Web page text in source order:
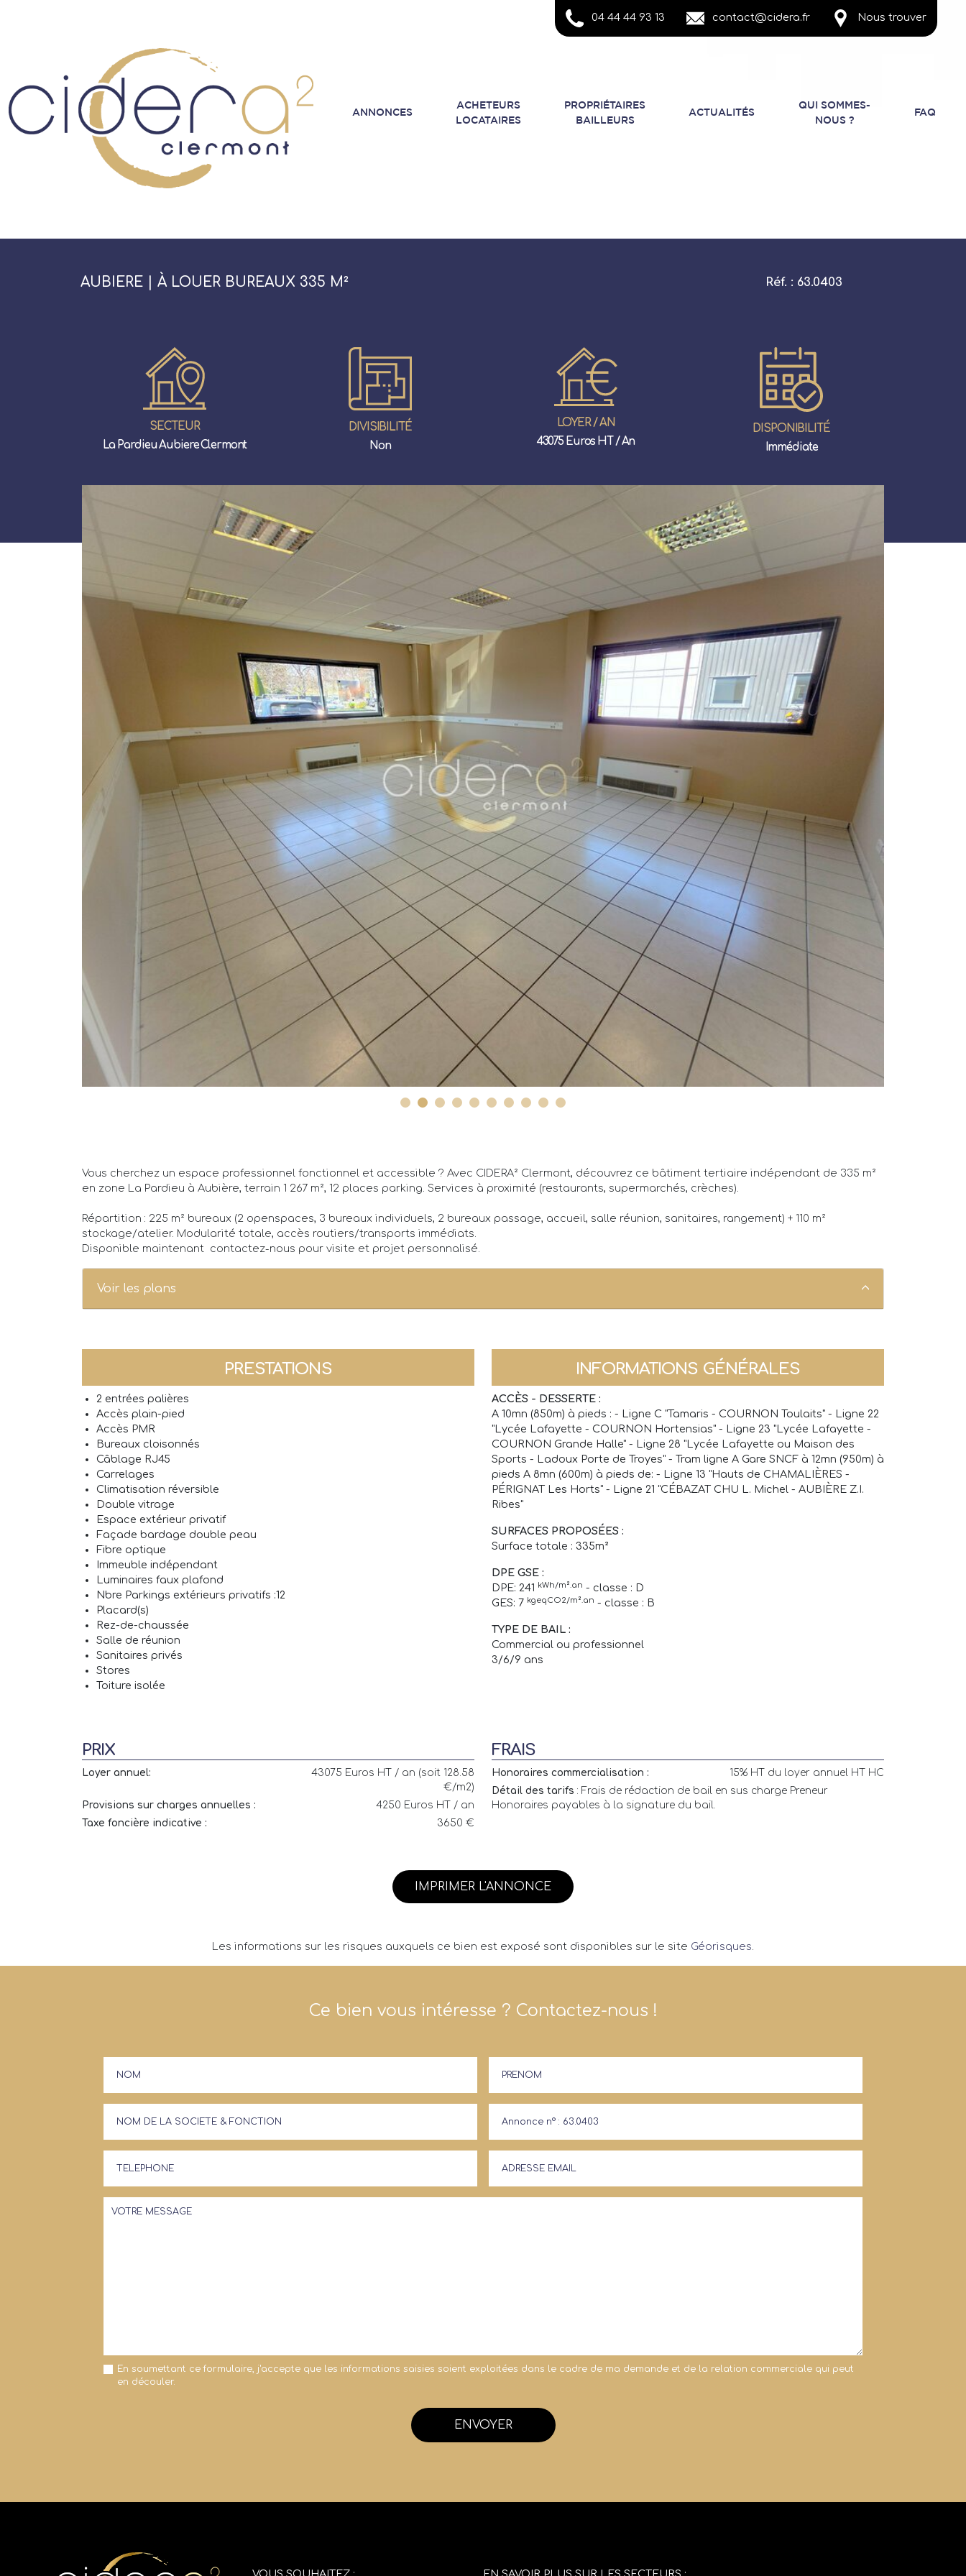
04 44 44 93 13 contact@cidera.fr Nous trouver
ANNONCES
ACHETEURS
LOCATAIRES
PROPRIÉTAIRES
BAILLEURS
ACTUALITÉS
QUI SOMMES-
NOUS ?
FAQ
AUBIERE | À LOUER BUREAUX 335 M² Réf. : 63.0403
SECTEUR
La Pardieu Aubiere Clermont
DIVISIBILITÉ
Non
LOYER / AN
43075 Euros HT / An
DISPONIBILITÉ
Immédiate
Vous cherchez un espace professionnel fonctionnel et accessible ? Avec CIDERA² Clermont, découvrez ce bâtiment tertiaire indépendant de 335 m²
en zone La Pardieu à Aubière, terrain 1 267 m², 12 places parking. Services à proximité (restaurants, supermarchés, crèches).
Répartition : 225 m² bureaux (2 openspaces, 3 bureaux individuels, 2 bureaux passage, accueil, salle réunion, sanitaires, rangement) + 110 m²
stockage/atelier. Modularité totale, accès routiers/transports immédiats.
Disponible maintenant  contactez-nous pour visite et projet personnalisé.
Voir les plans
PRESTATIONS
2 entrées palières
Accès plain-pied
Accès PMR
Bureaux cloisonnés
Câblage RJ45
Carrelages
Climatisation réversible
Double vitrage
Espace extérieur privatif
Façade bardage double peau
Fibre optique
Immeuble indépendant
Luminaires faux plafond
Nbre Parkings extérieurs privatifs :12
Placard(s)
Rez-de-chaussée
Salle de réunion
Sanitaires privés
Stores
Toiture isolée
INFORMATIONS GÉNÉRALES
ACCÈS - DESSERTE :
A 10mn (850m) à pieds : - Ligne C "Tamaris - COURNON Toulaits" - Ligne 22
"Lycée Lafayette - COURNON Hortensias" - Ligne 23 "Lycée Lafayette -
COURNON Grande Halle" - Ligne 28 "Lycée Lafayette ou Maison des
Sports - Ladoux Porte de Troyes" - Tram ligne A Gare SNCF à 12mn (950m) à
pieds A 8mn (600m) à pieds de: - Ligne 13 "Hauts de CHAMALIÈRES -
PÉRIGNAT Les Horts" - Ligne 21 "CÉBAZAT CHU L. Michel - AUBIÈRE Z.I.
Ribes"
SURFACES PROPOSÉES :
Surface totale : 335m²
DPE GSE :
DPE: 241 kWh/m².an - classe : D
GES: 7 kgeqCO2/m².an - classe : B
TYPE DE BAIL :
Commercial ou professionnel
3/6/9 ans
PRIX
Loyer annuel:
43075 Euros HT / an (soit 128.58
€/m2)
Provisions sur charges annuelles :
4250 Euros HT / an
Taxe foncière indicative :
3650 €
FRAIS
Honoraires commercialisation :
15% HT du loyer annuel HT HC
Détail des tarifs : Frais de rédaction de bail en sus charge Preneur
Honoraires payables à la signature du bail.
IMPRIMER L'ANNONCE
Les informations sur les risques auxquels ce bien est exposé sont disponibles sur le site Géorisques.
Ce bien vous intéresse ? Contactez-nous !
En soumettant ce formulaire, j'accepte que les informations saisies soient exploitées dans le cadre de ma demande et de la relation commerciale qui peut
en découler.
ENVOYER